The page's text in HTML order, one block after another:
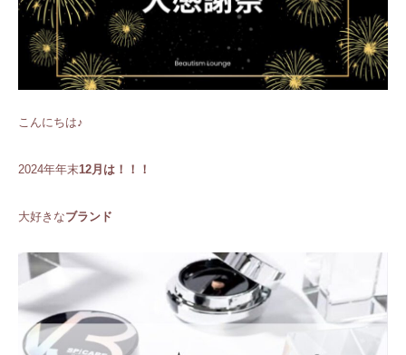
こんにちは♪
2024年年末12月は！！！
大好きなブランド